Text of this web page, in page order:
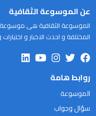
عن الموسوعة الثقافية
الموسوعة الثقافية هى
المختلفة و احدث الاخبار و
روابط هامة
الموسوعة
سؤال وجواب